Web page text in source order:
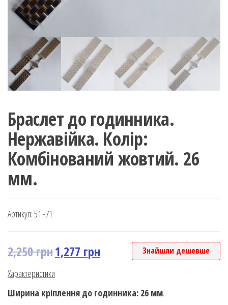
Браслет до годинника.
Нержавійка. Колір:
Комбінований жовтий. 26
мм.
Артикул:51 -71
2,250грн1,277 грн Знайшли дешевше
Характеристики
Ширина кріплення до годинника: 26 мм.